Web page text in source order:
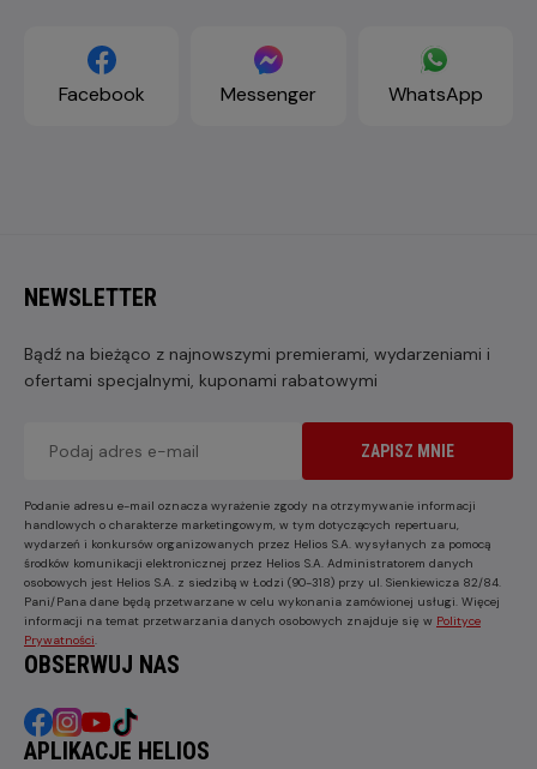
Facebook Messenger WhatsApp
NEWSLETTER
Bądź na bieżąco z najnowszymi premierami, wydarzeniami i
ofertami specjalnymi, kuponami rabatowymi
ZAPISZ MNIE
Podanie adresu e-mail oznacza wyrażenie zgody na otrzymywanie informacji
handlowych o charakterze marketingowym, w tym dotyczących repertuaru,
wydarzeń i konkursów organizowanych przez Helios S.A. wysyłanych za pomocą
środków komunikacji elektronicznej przez Helios S.A. Administratorem danych
osobowych jest Helios S.A. z siedzibą w Łodzi (90-318) przy ul. Sienkiewicza 82/84.
Pani/Pana dane będą przetwarzane w celu wykonania zamówionej usługi. Więcej
informacji na temat przetwarzania danych osobowych znajduje się w Polityce
Prywatności
OBSERWUJ NAS
APLIKACJE HELIOS